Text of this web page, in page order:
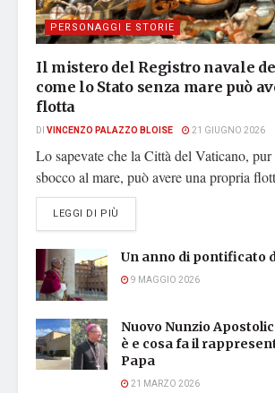
PERSONAGGI E STORIE
Il mistero del Registro navale
come lo Stato senza mare può
flotta
DI VINCENZO PALAZZO BLOISE 21 GIUGNO 2026
Lo sapevate che la Città del Vaticano,
sbocco al mare, può avere una propria
LEGGI DI PIÙ
Un anno di pontificato
9 MAGGIO 2026
Nuovo Nunzio
è e cosa fa il
Papa
21 MARZO 2026